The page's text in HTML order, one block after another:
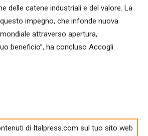
delle catene industriali e del valore. La
impegno, che infonde nuova
attraverso apertura,
beneficio”, ha concluso Accogli.
di Italpress.com sul tuo sito web